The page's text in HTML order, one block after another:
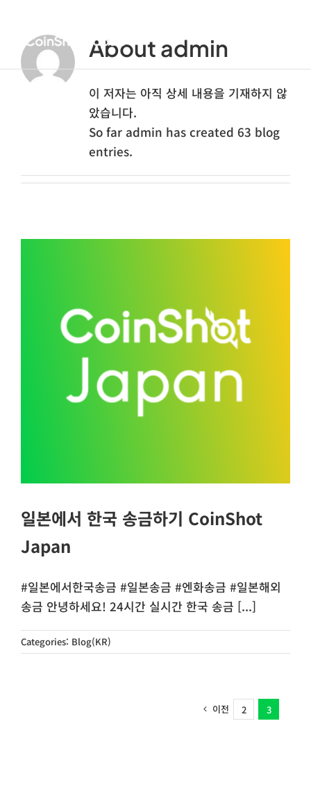
로
홈
회사소개
Aboutadmin
이 저자는 아직 상세 내용을 기재하지 않
았습니다.
So far admin has created 63 blog
entries.
일본에서 한국 송금하기 CoinShot
Japan
#일본에서한국송금 #일본송금 #엔화송금 #일본해외
송금 안녕하세요! ​24시간 실시간 한국 송금 [...]
Categories: Blog(KR)
이전 2 3